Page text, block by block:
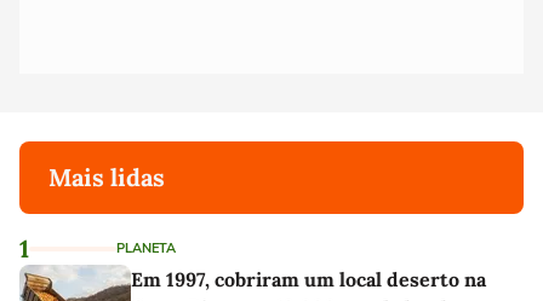
Mais lidas
1 PLANETA
Em 1997, cobriram um local deserto na